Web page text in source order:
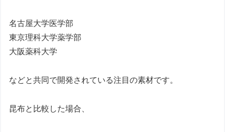
名古屋大学医学部
東京理科大学薬学部
大阪薬科大学
などと共同で開発されている注目の素材です。
昆布と比較した場合、